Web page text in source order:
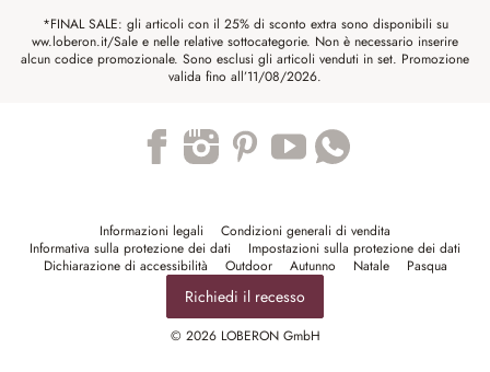
*FINAL SALE: gli articoli con il 25% di sconto extra sono disponibili su
ww.loberon.it/Sale e nelle relative sottocategorie. Non è necessario inserire
alcun codice promozionale. Sono esclusi gli articoli venduti in set. Promozione
valida fino all’11/08/2026.
Informazioni legali
Condizioni generali di vendita
Informativa sulla protezione dei dati
Impostazioni sulla protezione dei dati
Dichiarazione di accessibilità
Outdoor Autunno Natale Pasqua
Richiedi il recesso
© 2026 LOBERON GmbH